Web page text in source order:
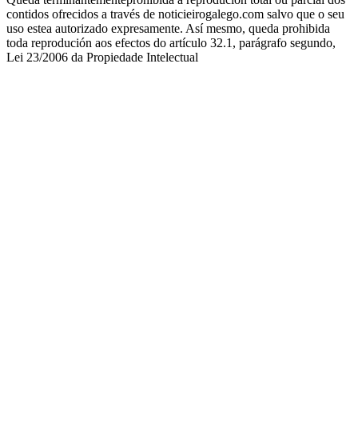
contidos ofrecidos a través de noticieirogalego.com salvo que o seu
uso estea autorizado expresamente. Así mesmo, queda prohibida
toda reprodución aos efectos do artículo 32.1, parágrafo segundo,
Lei 23/2006 da Propiedade Intelectual